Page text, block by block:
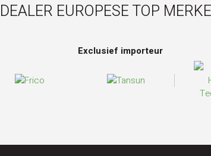
EUROPESE TOP
Exclusief importeur